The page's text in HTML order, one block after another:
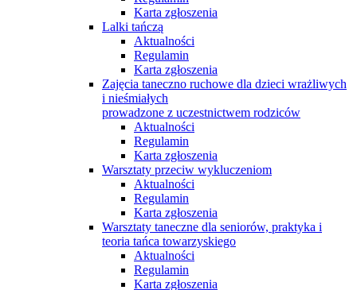
Karta zgłoszenia
Lalki tańczą
Aktualności
Regulamin
Karta zgłoszenia
Zajęcia taneczno ruchowe dla dzieci wrażliwych
i nieśmiałych
prowadzone z uczestnictwem rodziców
Aktualności
Regulamin
Karta zgłoszenia
Warsztaty przeciw wykluczeniom
Aktualności
Regulamin
Karta zgłoszenia
Warsztaty taneczne dla seniorów, praktyka i
teoria tańca towarzyskiego
Aktualności
Regulamin
Karta zgłoszenia